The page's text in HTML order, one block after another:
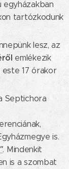
egyházakban
tartózkodunk
lesz, az
emlékezik
este 17 órakor
Septichora
is.
. Mindenkit
is a szombat